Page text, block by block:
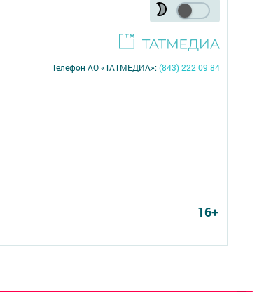
Телефон АО «ТАТМЕДИА»:(843) 222 09 84
16+